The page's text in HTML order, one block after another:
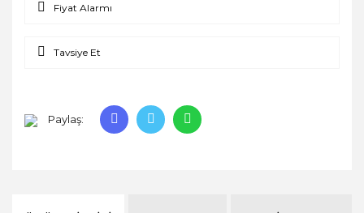
Fiyat Alarmı
Tavsiye Et
Paylaş: